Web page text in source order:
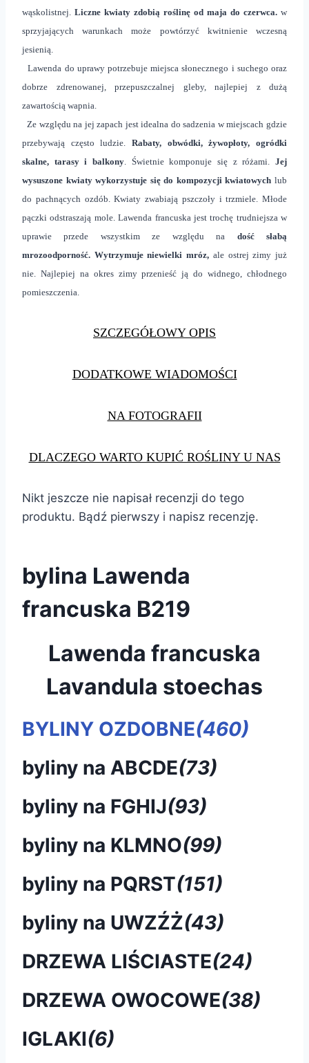
wąskolistnej. Liczne kwiaty zdobią roślinę od maja do czerwca. w
sprzyjających warunkach może powtórzyć kwitnienie wczesną
jesienią.
Lawenda do uprawy potrzebuje miejsca słonecznego i suchego oraz
dobrze zdrenowanej, przepuszczalnej gleby, najlepiej z dużą
zawartością wapnia.
Ze względu na jej zapach jest idealna do sadzenia w miejscach gdzie
przebywają często ludzie. Rabaty, obwódki, żywopłoty, ogródki
skalne, tarasy i balkony. Świetnie komponuje się z różami. Jej
wysuszone kwiaty wykorzystuje się do kompozycji kwiatowych lub
do pachnących ozdób. Kwiaty zwabiają pszczoły i trzmiele. Młode
pączki odstraszają mole. Lawenda francuska jest trochę trudniejsza w
uprawie przede wszystkim ze względu na dość słabą
mrozoodporność. Wytrzymuje niewielki mróz, ale ostrej zimy już
nie. Najlepiej na okres zimy przenieść ją do widnego, chłodnego
pomieszczenia.
SZCZEGÓŁOWY OPIS
DODATKOWE WIADOMOŚCI
NA FOTOGRAFII
DLACZEGO WARTO KUPIĆ ROŚLINY U NAS
Nikt jeszcze nie napisał recenzji do tego
produktu. Bądź pierwszy i napisz recenzję.
bylina Lawenda
francuska B219
Lawenda francuska
Lavandula stoechas
BYLINY OZDOBNE(460)
byliny na ABCDE(73)
byliny na FGHIJ(93)
byliny na KLMNO(99)
byliny na PQRST(151)
byliny na UWZŹŻ(43)
DRZEWA LIŚCIASTE(24)
DRZEWA OWOCOWE(38)
IGLAKI(6)